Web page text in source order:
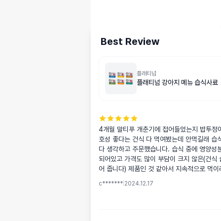
Best Review
플래티넘
플래티넘 강아지 메뉴 습식사료
4개월 말티푸 개춘기에 접어들었는지 밥투정
호성 좋다는 건식 다 먹여봤는데 안먹길래 습
다 생각하고 주문했습니다. 습식 중에 영양성
되어있고 가격도 많이 부담이 크지 않은(건식
어 줍니다) 제품인 것 같아서 지속적으로 먹
c******* 2024.12.17